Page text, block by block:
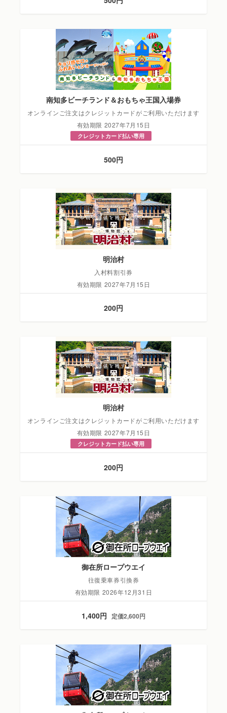
南知多ビーチランド＆おもちゃ王国入場券
オンラインご注文はクレジットカードがご利用いただけます
有効期限 2027年7月15日
クレジットカード払い専用
500円
明治村
入村料割引券
有効期限 2027年7月15日
200円
明治村
オンラインご注文はクレジットカードがご利用いただけます
有効期限 2027年7月15日
クレジットカード払い専用
200円
御在所ロープウエイ
往復乗車券引換券
有効期限 2026年12月31日
1,400円 定価2,600円